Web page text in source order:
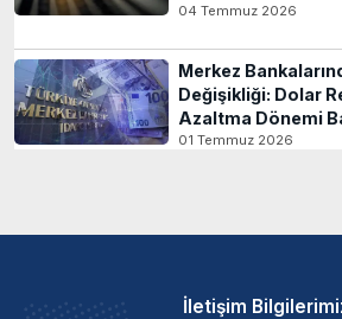
04 Temmuz 2026
Merkez
Değişikliği: Dolar
Azaltma Dönemi
01 Temmuz 2026
İletişim